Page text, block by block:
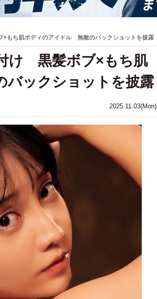
もち肌ボディのアイドル 無敵のバックショットを披露
2025.11.03(Mon)
け 黒髪ボブ×もち肌
ックショットを披露